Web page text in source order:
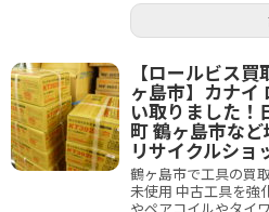
【ロールビス
ヶ島市】カナイ
い取りました！
町 鶴ヶ島市な
リサイクルショ
鶴ヶ島市で工具の買
未使用 中古工具を強